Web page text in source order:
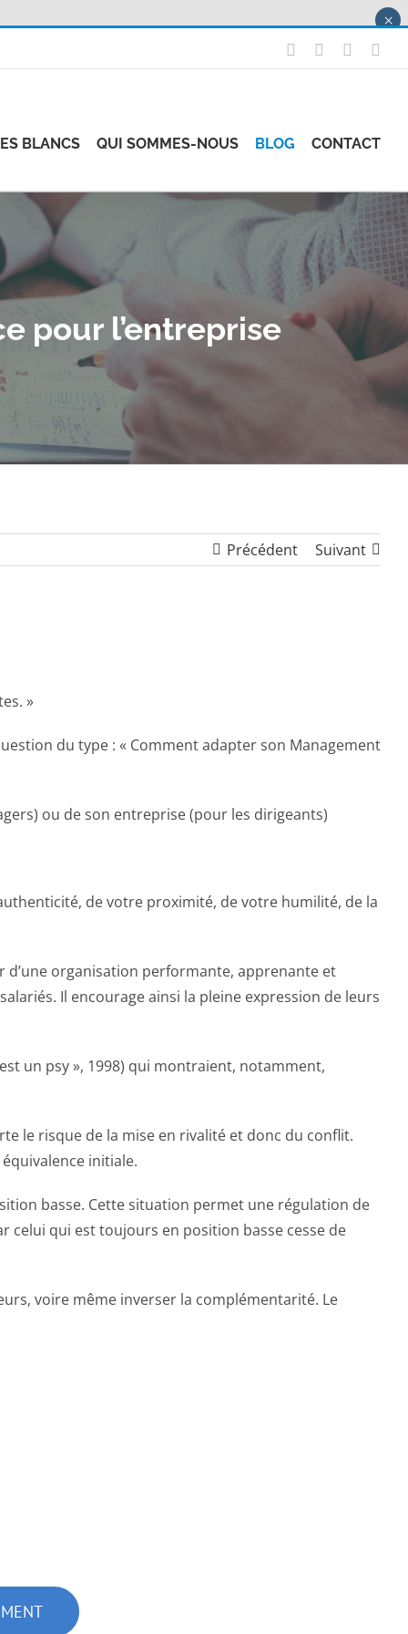
LinkedIn
BLANCS QUI SOMMES-NOUS BLOG CONTACT
pour l’entreprise
Précédent Suivant
»
du type : « Comment adapter son Management
ou de son entreprise (pour les dirigeants)
de votre proximité, de votre humilité, de la
d’une organisation performante, apprenante et
Il encourage ainsi la pleine expression de leurs
un psy », 1998) qui montraient, notamment,
le risque de la mise en rivalité et donc du conflit.
initiale.
basse. Cette situation permet une régulation de
celui qui est toujours en position basse cesse de
voire même inverser la complémentarité. Le
×